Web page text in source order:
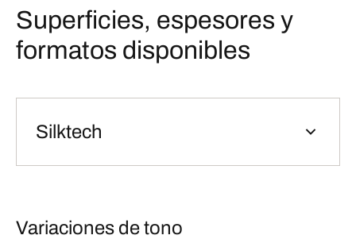
Superficies, espesores y
formatos disponibles
Silktech
Variaciones de tono